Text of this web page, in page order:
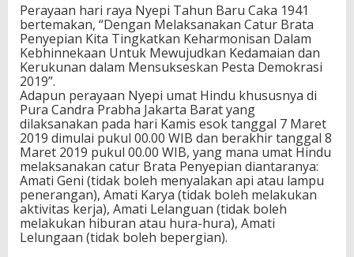
Perayaan hari raya Nyepi Tahun Baru Caka 1941
bertemakan, “Dengan Melaksanakan Catur Brata
Penyepian Kita Tingkatkan Keharmonisan Dalam
Kebhinnekaan Untuk Mewujudkan Kedamaian dan
Kerukunan dalam Mensukseskan Pesta Demokrasi
2019”.
Adapun perayaan Nyepi umat Hindu khususnya di
Pura Candra Prabha Jakarta Barat yang
dilaksanakan pada hari Kamis esok tanggal 7 Maret
2019 dimulai pukul 00.00 WIB dan berakhir tanggal 8
Maret 2019 pukul 00.00 WIB, yang mana umat Hindu
melaksanakan catur Brata Penyepian diantaranya:
Amati Geni (tidak boleh menyalakan api atau lampu
penerangan), Amati Karya (tidak boleh melakukan
aktivitas kerja), Amati Lelanguan (tidak boleh
melakukan hiburan atau hura-hura), Amati
Lelungaan (tidak boleh bepergian).